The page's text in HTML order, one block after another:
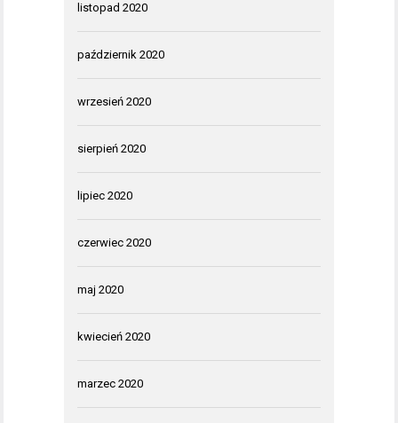
listopad 2020
październik 2020
wrzesień 2020
sierpień 2020
lipiec 2020
czerwiec 2020
maj 2020
kwiecień 2020
marzec 2020